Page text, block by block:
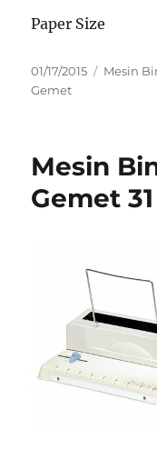
Paper Size
Posted
on
01/17/2015 Mesin
Gemet
Mesin
Gemet